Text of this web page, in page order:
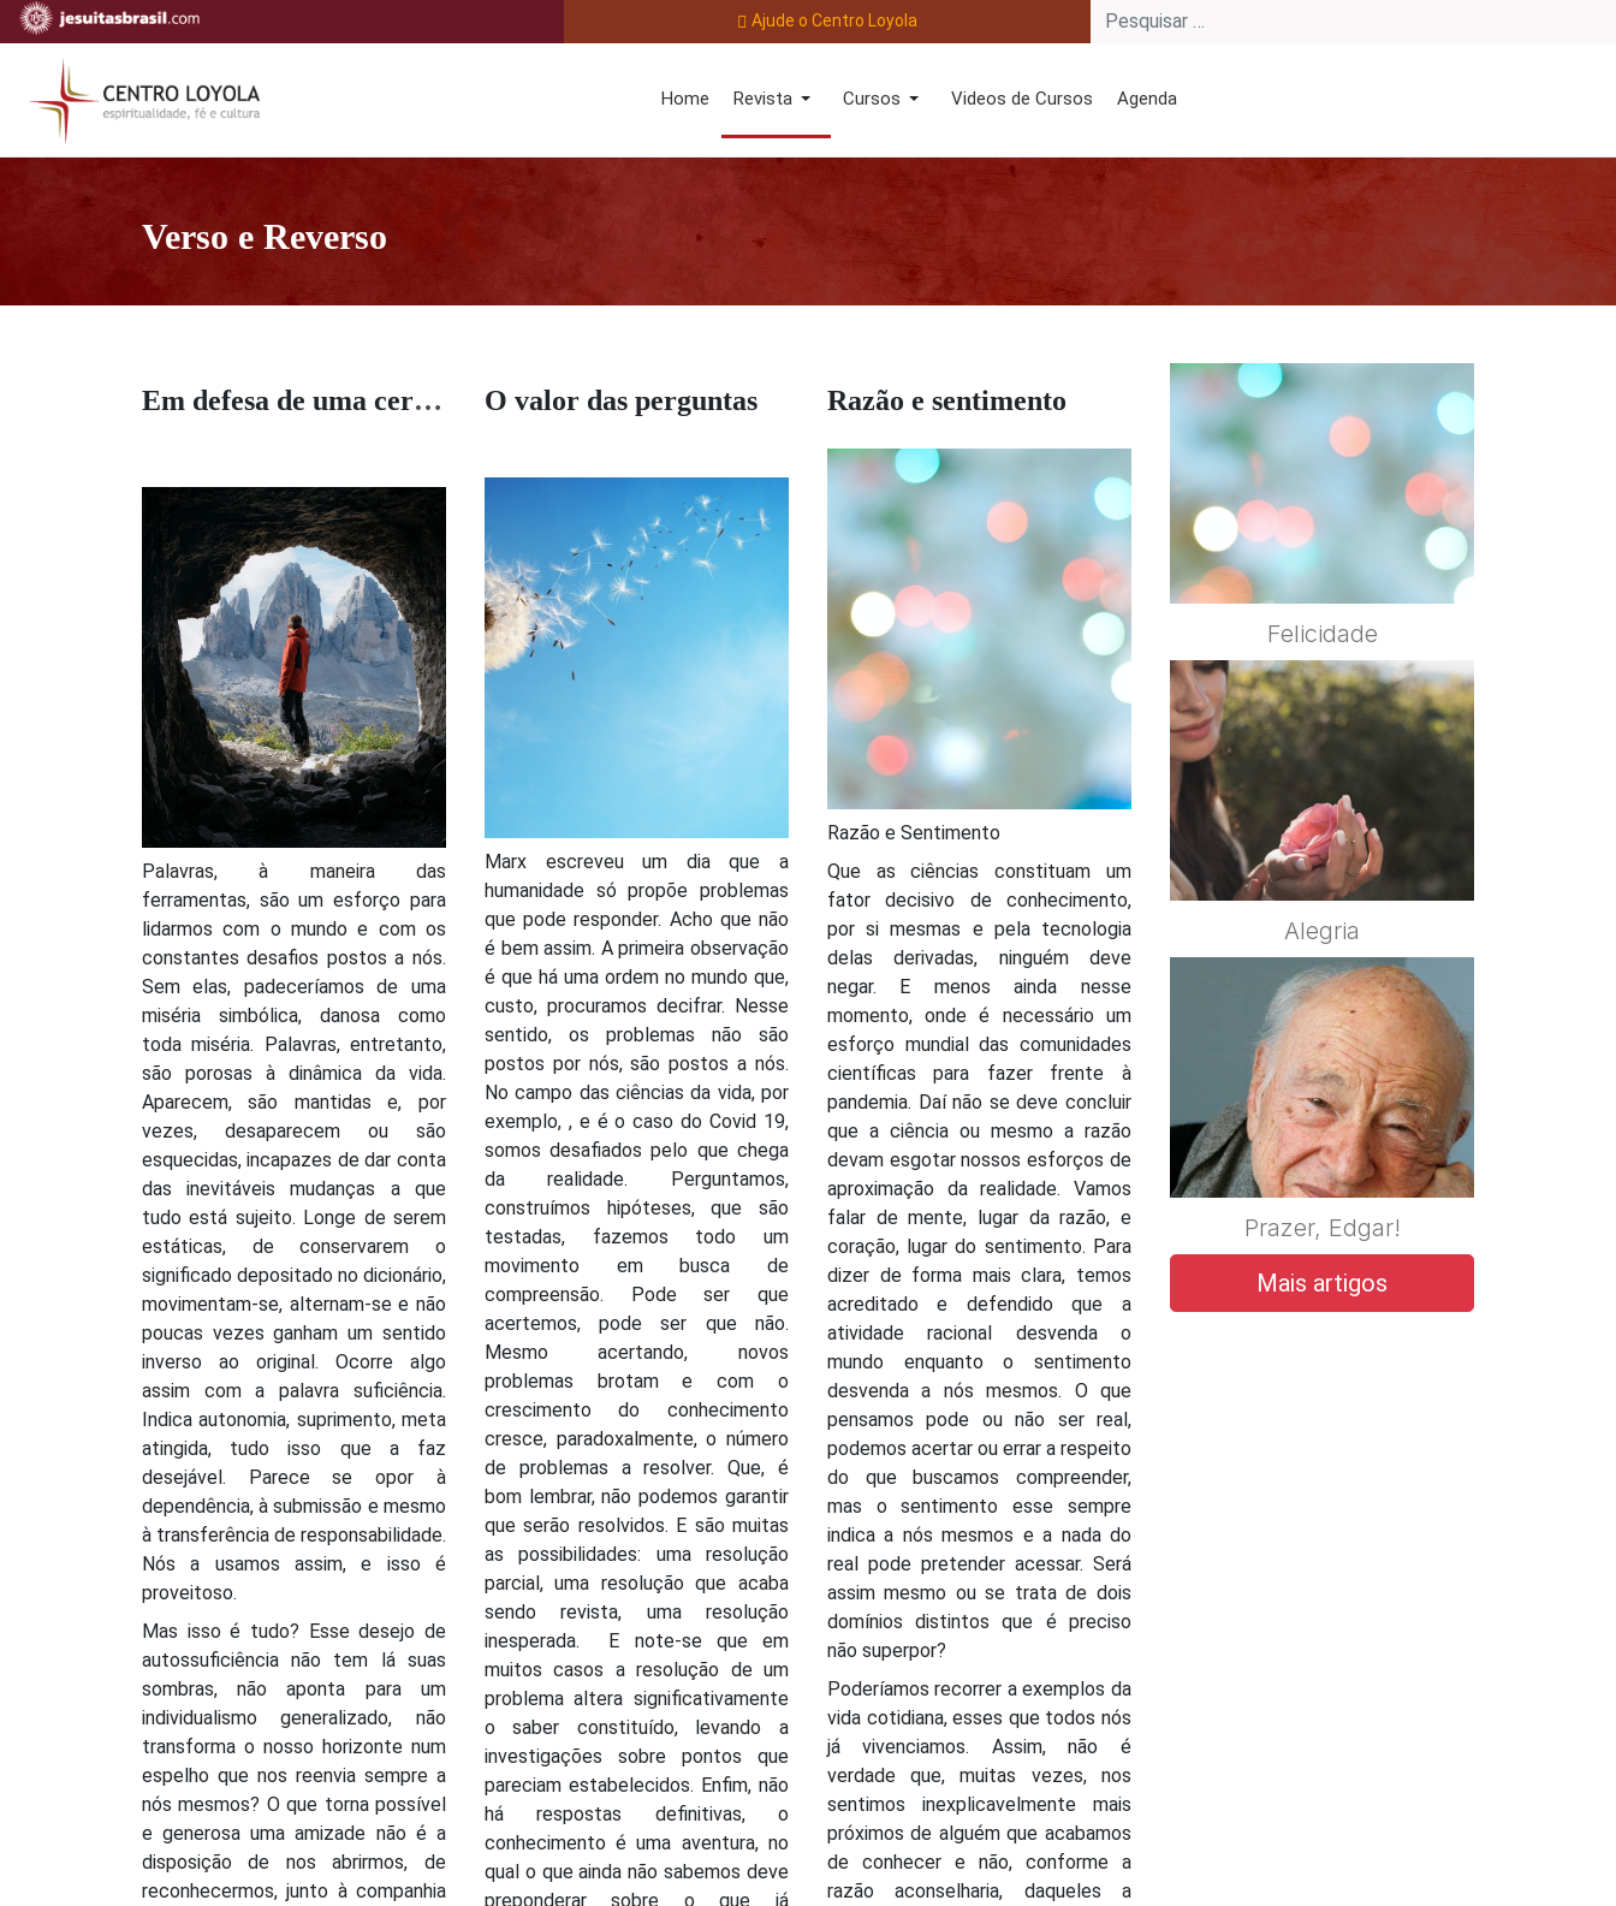
Ajude o Centro Loyola
Home Revista Cursos Videos de Cursos Agenda
Verso e Reverso
Em defesa de uma certa insuficiência
Palavras, à maneira das
ferramentas, são um esforço para
lidarmos com o mundo e com os
constantes desafios postos a nós.
Sem elas, padeceríamos de uma
miséria simbólica, danosa como
toda miséria. Palavras, entretanto,
são porosas à dinâmica da vida.
Aparecem, são mantidas e, por
vezes, desaparecem ou são
esquecidas, incapazes de dar conta
das inevitáveis mudanças a que
tudo está sujeito. Longe de serem
estáticas, de conservarem o
significado depositado no dicionário,
movimentam-se, alternam-se e não
poucas vezes ganham um sentido
inverso ao original. Ocorre algo
assim com a palavra suficiência.
Indica autonomia, suprimento, meta
atingida, tudo isso que a faz
desejável. Parece se opor à
dependência, à submissão e mesmo
à transferência de responsabilidade.
Nós a usamos assim, e isso é
proveitoso.
Mas isso é tudo? Esse desejo de
autossuficiência não tem lá suas
sombras, não aponta para um
individualismo generalizado, não
transforma o nosso horizonte num
espelho que nos reenvia sempre a
nós mesmos? O que torna possível
e generosa uma amizade não é a
disposição de nos abrirmos, de
reconhecermos, junto à companhia
O valor das perguntas
Marx escreveu um dia que a
humanidade só propõe problemas
que pode responder. Acho que não
é bem assim. A primeira observação
é que há uma ordem no mundo que,
custo, procuramos decifrar. Nesse
sentido, os problemas não são
postos por nós, são postos a nós.
No campo das ciências da vida, por
exemplo, , e é o caso do Covid 19,
somos desafiados pelo que chega
da realidade. Perguntamos,
construímos hipóteses, que são
testadas, fazemos todo um
movimento em busca de
compreensão. Pode ser que
acertemos, pode ser que não.
Mesmo acertando, novos
problemas brotam e com o
crescimento do conhecimento
cresce, paradoxalmente, o número
de problemas a resolver. Que, é
bom lembrar, não podemos garantir
que serão resolvidos. E são muitas
as possibilidades: uma resolução
parcial, uma resolução que acaba
sendo revista, uma resolução
inesperada. E note-se que em
muitos casos a resolução de um
problema altera significativamente
o saber constituído, levando a
investigações sobre pontos que
pareciam estabelecidos. Enfim, não
há respostas definitivas, o
conhecimento é uma aventura, no
qual o que ainda não sabemos deve
preponderar sobre o que já
Razão e sentimento
Razão e Sentimento
Que as ciências constituam um
fator decisivo de conhecimento,
por si mesmas e pela tecnologia
delas derivadas, ninguém deve
negar. E menos ainda nesse
momento, onde é necessário um
esforço mundial das comunidades
científicas para fazer frente à
pandemia. Daí não se deve concluir
que a ciência ou mesmo a razão
devam esgotar nossos esforços de
aproximação da realidade. Vamos
falar de mente, lugar da razão, e
coração, lugar do sentimento. Para
dizer de forma mais clara, temos
acreditado e defendido que a
atividade racional desvenda o
mundo enquanto o sentimento
desvenda a nós mesmos. O que
pensamos pode ou não ser real,
podemos acertar ou errar a respeito
do que buscamos compreender,
mas o sentimento esse sempre
indica a nós mesmos e a nada do
real pode pretender acessar. Será
assim mesmo ou se trata de dois
domínios distintos que é preciso
não superpor?
Poderíamos recorrer a exemplos da
vida cotidiana, esses que todos nós
já vivenciamos. Assim, não é
verdade que, muitas vezes, nos
sentimos inexplicavelmente mais
próximos de alguém que acabamos
de conhecer e não, conforme a
razão aconselharia, daqueles a
Felicidade
Alegria
Prazer, Edgar!
Mais artigos